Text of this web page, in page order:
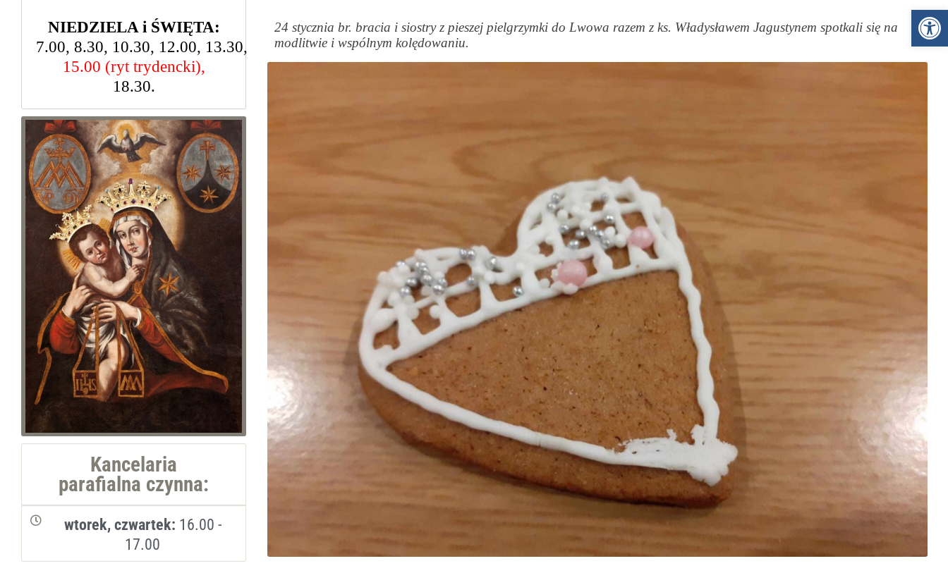
NIEDZIELA i ŚWIĘTA:
7.00, 8.30, 10.30, 12.00, 13.30,
15.00 (ryt trydencki),
18.30.
Kancelaria
parafialna czynna:
wtorek, czwartek: 16.00 -
17.00
24 stycznia br. bracia i siostry z pieszej pielgrzymki do Lwowa razem z ks. Władysławem Jagustynem spotkali się na
modlitwie i wspólnym kolędowaniu.